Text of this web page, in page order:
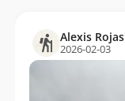
Alexis Rojas
2026-02-03